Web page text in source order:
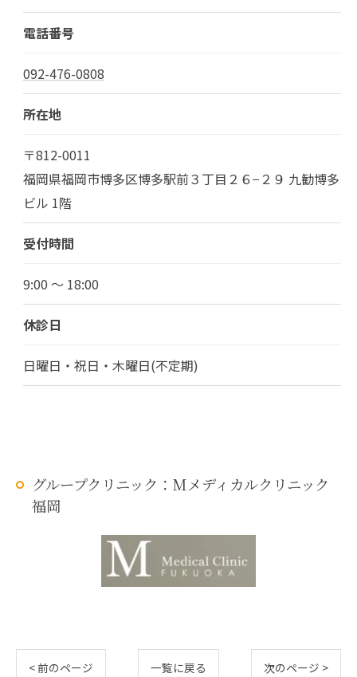
電話番号
092-476-0808
所在地
〒812-0011
福岡県福岡市博多区博多駅前３丁目２６−２９ 九勧博多
ビル 1階
受付時間
9:00 ～ 18:00
休診日
日曜日・祝日・木曜日(不定期)
グループクリニック：Mメディカルクリニック
福岡
< 前のページ 一覧に戻る 次のページ >